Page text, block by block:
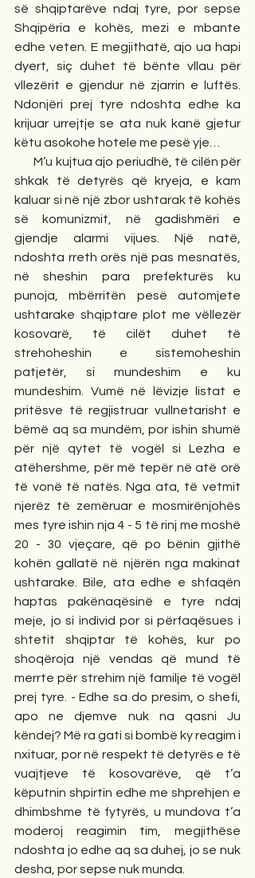
së shqiptarëve ndaj tyre, por sepse
Shqipëria e kohës, mezi e mbante
edhe veten. E megjithatë, ajo ua hapi
dyert, siç duhet të bënte vllau për
vllezërit e gjendur në zjarrin e luftës.
Ndonjëri prej tyre ndoshta edhe ka
krijuar urrejtje se ata nuk kanë gjetur
këtu asokohe hotele me pesë yje…
M’u kujtua ajo periudhë, të cilën për
shkak të detyrës që kryeja, e kam
kaluar si në një zbor ushtarak të kohës
së komunizmit, në gadishmëri e
gjendje alarmi vijues. Një natë,
ndoshta rreth orës një pas mesnatës,
në sheshin para prefekturës ku
punoja, mbërritën pesë automjete
ushtarake shqiptare plot me vëllezër
kosovarë, të cilët duhet të
strehoheshin e sistemoheshin
patjetër, si mundeshim e ku
mundeshim. Vumë në lëvizje listat e
pritësve të regjistruar vullnetarisht e
bëmë aq sa mundëm, por ishin shumë
për një qytet të vogël si Lezha e
atëhershme, për më tepër në atë orë
të vonë të natës. Nga ata, të vetmit
njerëz të zemëruar e mosmirënjohës
mes tyre ishin nja 4 - 5 të rinj me moshë
20 - 30 vjeçare, që po bënin gjithë
kohën gallatë në njërën nga makinat
ushtarake. Bile, ata edhe e shfaqën
haptas pakënaqësinë e tyre ndaj
meje, jo si individ por si përfaqësues i
shtetit shqiptar të kohës, kur po
shoqëroja një vendas që mund të
merrte për strehim një familje të vogël
prej tyre. - Edhe sa do presim, o shefi,
apo ne djemve nuk na qasni Ju
këndej? Më ra gati si bombë ky reagim i
nxituar, por në respekt të detyrës e të
vuajtjeve të kosovarëve, që t’a
këputnin shpirtin edhe me shprehjen e
dhimbshme të fytyrës, u mundova t’a
moderoj reagimin tim, megjithëse
ndoshta jo edhe aq sa duhej, jo se nuk
desha, por sepse nuk munda.